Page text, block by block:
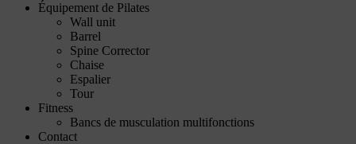
Équipement de Pilates
Wall unit
Barrel
Spine Corrector
Chaise
Espalier
Tour
Fitness
Bancs de musculation multifonctions
Contact